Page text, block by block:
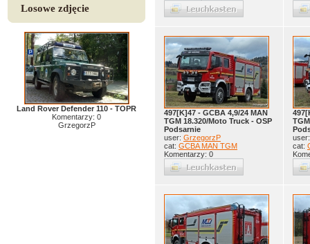
Losowe zdjęcie
Land Rover Defender 110 - TOPR
Komentarzy: 0
GrzegorzP
497[K]47 - GCBA 4,9/24 MAN
TGM 18.320/Moto Truck - OSP
Podsarnie
user: GrzegorzP
cat: GCBA MAN TGM
Komentarzy: 0
cat: